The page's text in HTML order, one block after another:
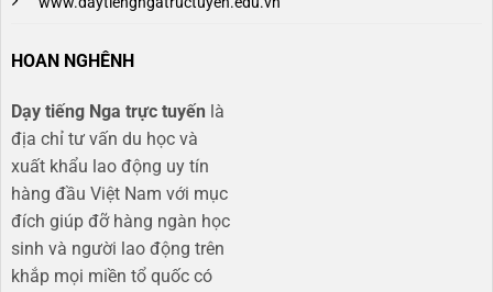
HOAN NGHÊNH
Dạy tiếng Nga trực tuyến là
địa chỉ tư vấn du học và
xuất khẩu lao động uy tín
hàng đầu Việt Nam với mục
đích giúp đỡ hàng ngàn học
sinh và người lao động trên
khắp mọi miền tổ quốc có